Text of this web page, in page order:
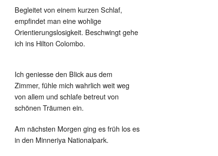
Begleitet von einem kurzen Schlaf,
empfindet man eine wohlige
Orientierungslosigkeit. Beschwingt gehe
ich ins Hilton Colombo.
Ich geniesse den Blick aus dem
Zimmer, fühle mich wahrlich weit weg
von allem und schlafe betreut von
schönen Träumen ein.
Am nächsten Morgen ging es früh los es
in den Minneriya Nationalpark.